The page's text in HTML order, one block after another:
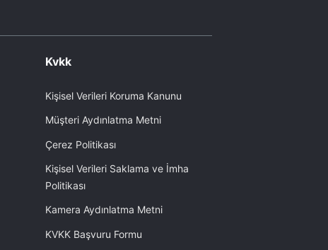
Kvkk
Kişisel Verileri Koruma Kanunu
Müşteri Aydınlatma Metni
Çerez Politikası
Kişisel Verileri Saklama ve İmha
Politikası
Kamera Aydınlatma Metni
KVKK Başvuru Formu